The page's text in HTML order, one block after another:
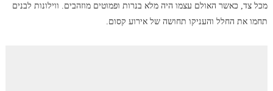
מכל צד, כאשר האולם עצמו היה מלא בנרות ופמוטים מוזהבים. ווילונות לבנים
תחמו את החלל והעניקו תחושה של אירוע קסום.